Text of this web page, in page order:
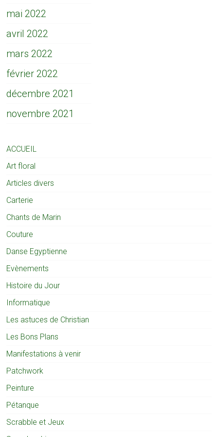
mai 2022
avril 2022
mars 2022
février 2022
décembre 2021
novembre 2021
ACCUEIL
Art floral
Articles divers
Carterie
Chants de Marin
Couture
Danse Egyptienne
Evènements
Histoire du Jour
Informatique
Les astuces de Christian
Les Bons Plans
Manifestations à venir
Patchwork
Peinture
Pétanque
Scrabble et Jeux